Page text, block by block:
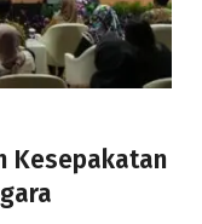
Kesepakatan